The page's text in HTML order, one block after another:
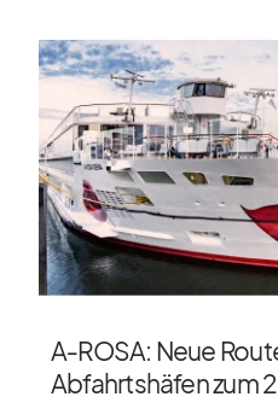
A‑ROSA: Neue
Abfahrtshäfen zum